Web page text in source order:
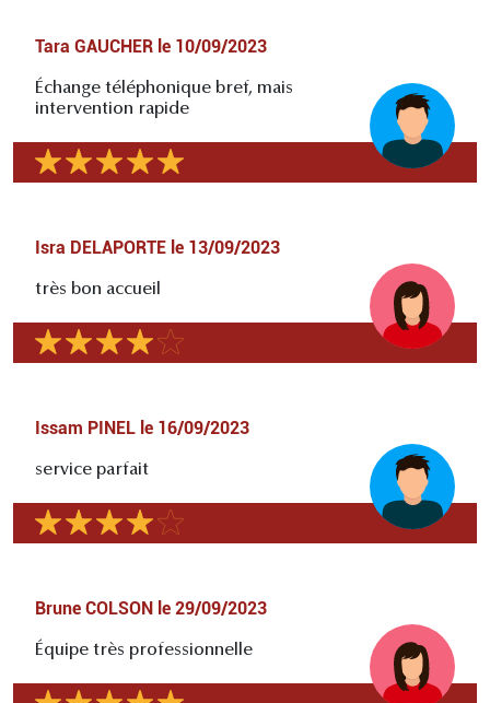
Tara GAUCHER le 10/09/2023
Échange téléphonique bref, mais
intervention rapide
Isra DELAPORTE le 13/09/2023
très bon accueil
Issam PINEL le 16/09/2023
service parfait
Brune COLSON le 29/09/2023
Équipe très professionnelle